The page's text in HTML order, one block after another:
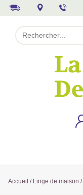
Accueil / Linge de maison /